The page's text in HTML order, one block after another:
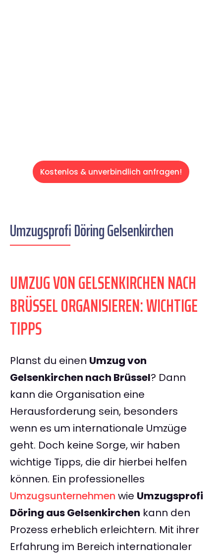
Kostenlos & unverbindlich anfragen!
Umzugsprofi Döring Gelsenkirchen
UMZUG VON GELSENKIRCHEN NACH
BRÜSSEL ORGANISIEREN: WICHTIGE
TIPPS
Planst du einen Umzug von
Gelsenkirchen nach Brüssel? Dann
kann die Organisation eine
Herausforderung sein, besonders
wenn es um internationale Umzüge
geht. Doch keine Sorge, wir haben
wichtige Tipps, die dir hierbei helfen
können. Ein professionelles
Umzugsunternehmen wie Umzugsprofi
Döring aus Gelsenkirchen kann den
Prozess erheblich erleichtern. Mit ihrer
Erfahrung im Bereich internationaler